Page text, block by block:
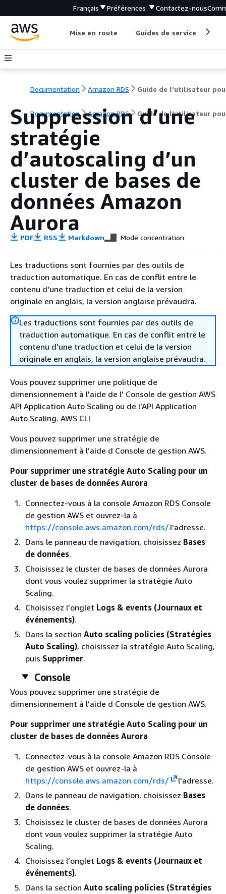
Français Préférences Contactez-nous
Mise en route Guides de service
Documentation Amazon RDS
Documentation Amazon RDS Guide de l'utilisateur
Suppression d’une
stratégie
d’autoscaling d’un
cluster de bases de
données Amazon
Aurora
PDF RSS Markdown Mode concentration
Les traductions sont fournies par des outils de
traduction automatique. En cas de conflit entre le
contenu d'une traduction et celui de la version
originale en anglais, la version anglaise prévaudra.
Les traductions sont fournies par des outils de
traduction automatique. En cas de conflit entre le
contenu d'une traduction et celui de la version
originale en anglais, la version anglaise prévaudra.
Vous pouvez supprimer une politique de
dimensionnement à l'aide de l' Console de gestion AWS
API Application Auto Scaling ou de l'API Application
Auto Scaling. AWS CLI
Vous pouvez supprimer une stratégie de
dimensionnement à l’aide d Console de gestion AWS.
Pour supprimer une stratégie Auto Scaling pour un
cluster de bases de données Aurora
Connectez-vous à la console Amazon RDS Console
de gestion AWS et ouvrez-la à
https://console.aws.amazon.com/rds/l'adresse.
Dans le panneau de navigation, choisissez Bases
de données.
Choisissez le cluster de bases de données Aurora
dont vous voulez supprimer la stratégie Auto
Scaling.
Choisissez l’onglet Logs & events (Journaux et
événements).
Dans la section Auto scaling policies (Stratégies
Auto Scaling), choisissez la stratégie Auto Scaling,
puis Supprimer.
Console
Vous pouvez supprimer une stratégie de
dimensionnement à l’aide d Console de gestion AWS.
Pour supprimer une stratégie Auto Scaling pour un
cluster de bases de données Aurora
Connectez-vous à la console Amazon RDS Console
de gestion AWS et ouvrez-la à
https://console.aws.amazon.com/rds/
l'adresse.
Dans le panneau de navigation, choisissez Bases
de données.
Choisissez le cluster de bases de données Aurora
dont vous voulez supprimer la stratégie Auto
Scaling.
Choisissez l’onglet Logs & events (Journaux et
événements).
Dans la section Auto scaling policies (Stratégies